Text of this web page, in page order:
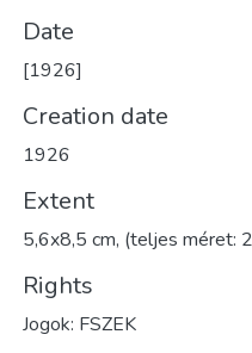
Date
[1926]
Creation date
1926
Extent
5,6x8,5 cm, (teljes méret:
Rights
Jogok: FSZEK